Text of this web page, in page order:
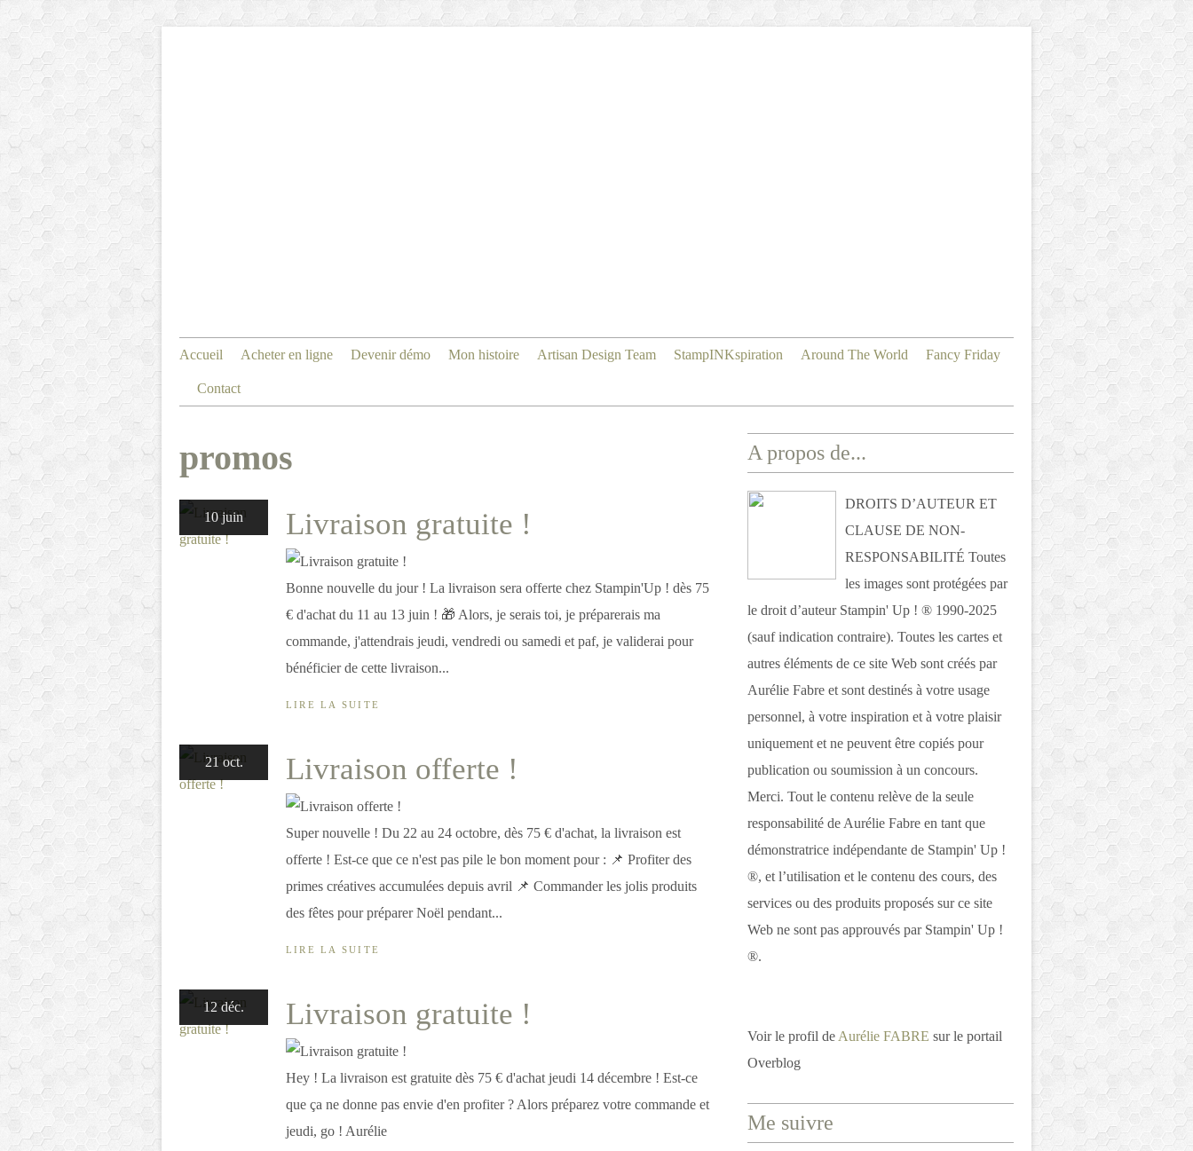
Accueil Acheter en ligne Devenir démo Mon histoire Artisan Design Team StampINKspiration Around The World Fancy Friday
Contact
promos
10 juin Livraison gratuite !
Bonne nouvelle du jour ! La livraison sera offerte chez Stampin'Up ! dès 75
€ d'achat du 11 au 13 juin ! 🎁 Alors, je serais toi, je préparerais ma
commande, j'attendrais jeudi, vendredi ou samedi et paf, je validerai pour
bénéficier de cette livraison...
LIRE LA SUITE
21 oct. Livraison offerte !
Super nouvelle ! Du 22 au 24 octobre, dès 75 € d'achat, la livraison est
offerte ! Est-ce que ce n'est pas pile le bon moment pour : 📌 Profiter des
primes créatives accumulées depuis avril 📌 Commander les jolis produits
des fêtes pour préparer Noël pendant...
LIRE LA SUITE
12 déc. Livraison gratuite !
Hey ! La livraison est gratuite dès 75 € d'achat jeudi 14 décembre ! Est-ce
que ça ne donne pas envie d'en profiter ? Alors préparez votre commande et
jeudi, go ! Aurélie
A propos de...
DROITS D’AUTEUR ET
CLAUSE DE NON-
RESPONSABILITÉ Toutes
les images sont protégées par
le droit d’auteur Stampin' Up ! ® 1990-2025
(sauf indication contraire). Toutes les cartes et
autres éléments de ce site Web sont créés par
Aurélie Fabre et sont destinés à votre usage
personnel, à votre inspiration et à votre plaisir
uniquement et ne peuvent être copiés pour
publication ou soumission à un concours.
Merci. Tout le contenu relève de la seule
responsabilité de Aurélie Fabre en tant que
démonstratrice indépendante de Stampin' Up !
®, et l’utilisation et le contenu des cours, des
services ou des produits proposés sur ce site
Web ne sont pas approuvés par Stampin' Up !
®.
Voir le profil de Aurélie FABRE sur le portail
Overblog
Me suivre